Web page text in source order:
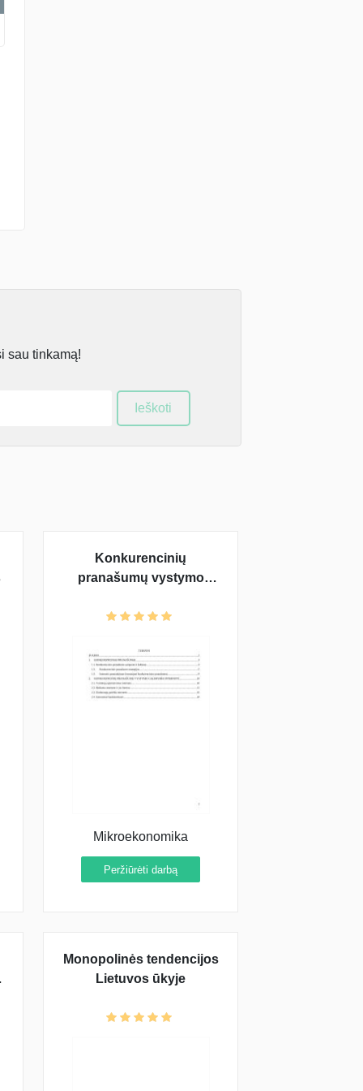
sau tinkamą!
Ieškoti
Konkurencinių
pranašumų vystymo
Mikroekonomika
Peržiūrėti darbą
Monopolinės tendencijos
Lietuvos ūkyje